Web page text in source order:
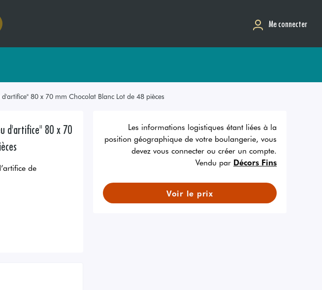
Me connecter
80 x 70 mm Chocolat Blanc Lot de 48 pièces
d'artifice" 80 x 70
de
Les informations logistiques étant liées à la
position géographique de votre boulangerie, vous
devez vous connecter ou créer un compte.
Vendu par Décors Fins
Voir le prix